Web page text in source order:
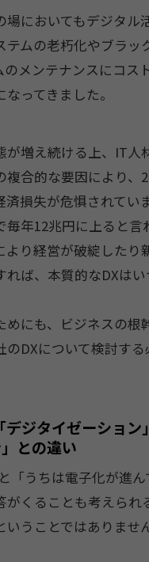
場においてもデジタル
テムの老朽化やブラッ
のメンテナンスにコス
ってきました。
が増え続ける上、IT人
複合的な要因により、
損失が危惧されていま
毎年12兆円に上ると言
より経営が破綻したり
れば、本質的なDXは
めにも、ビジネスの根
のDXについて検討す
デジタイゼーショ
との違い
「うちは電子化が進
がくることも考えられ
うことではありません